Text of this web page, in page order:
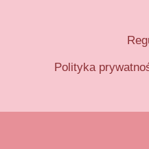
Polityka